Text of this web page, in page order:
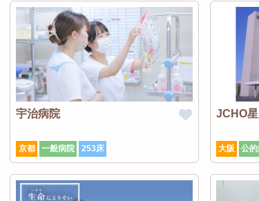
宇治病院
京都 一般病院 253床
JCHO
大阪 公